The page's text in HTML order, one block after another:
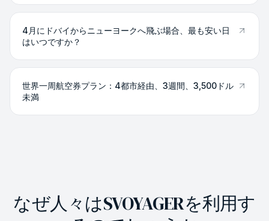
4月にドバイからニューヨークへ飛ぶ場合、最も安い日
はいつですか？
世界一周航空券プラン：4都市経由、3週間、3,500ドル
未満
なぜ人々はSVOYAGERを利用す